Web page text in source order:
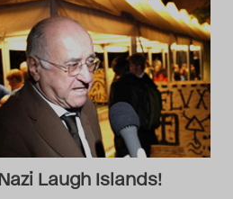
Laugh Islands!